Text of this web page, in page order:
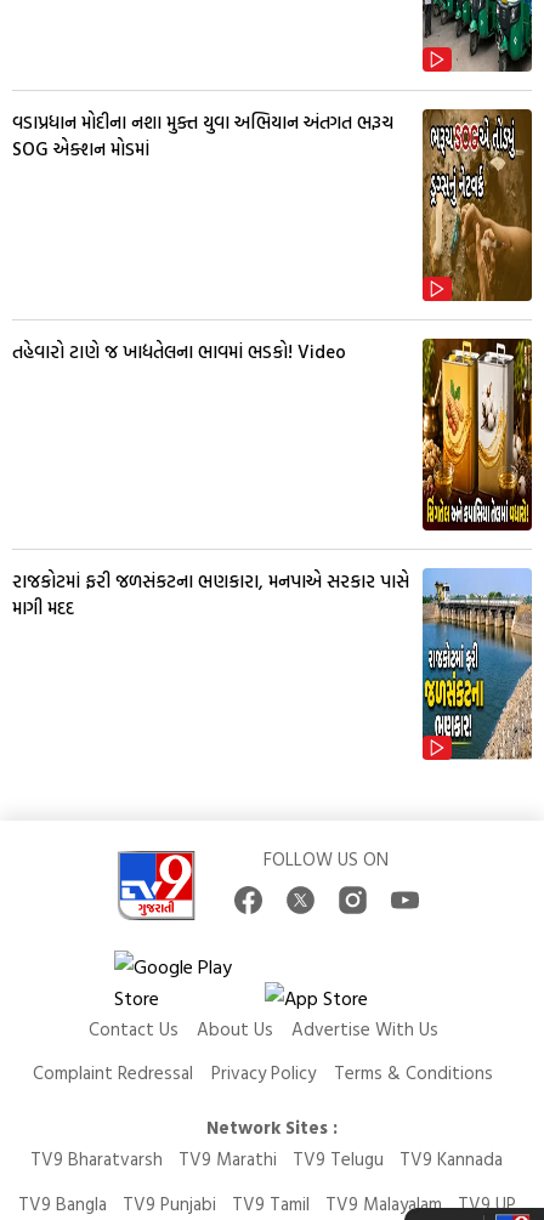
વડાપ્રધાન મોદીના નશા મુક્ત યુવા અભિયાન અંતગત ભરૂચ
SOG એક્શન મોડમાં
તહેવારો ટાણે જ ખાદ્યતેલના ભાવમાં ભડકો! Video
રાજકોટમાં ફરી જળસંકટના ભણકારા, મનપાએ સરકાર પાસે
માગી મદદ
FOLLOW US ON
Contact Us About Us
Advertise With Us
Complaint Redressal
Privacy Policy
Terms & Conditions
Network Sites :
TV9 Bharatvarsh
TV9 Marathi TV9 Telugu
TV9 Kannada
TV9 Bangla
TV9 Punjabi TV9 Tamil TV9 Malayalam TV9 UP